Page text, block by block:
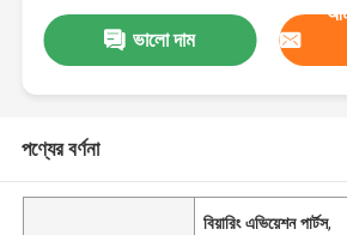
ভালো দাম
পণ্যের বর্ণনা
বিয়ারিং এভিয়েশন পার্টস,